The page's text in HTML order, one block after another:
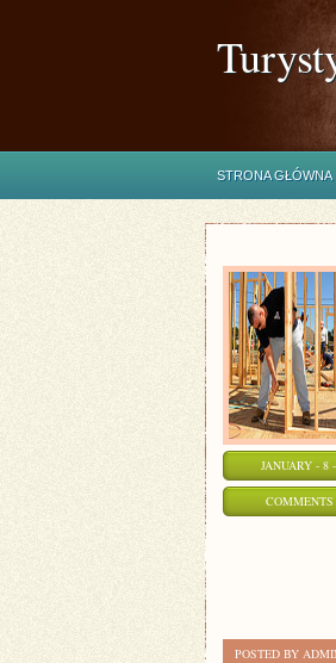
STRONA GŁÓWNA
JANUARY - 8
COMMENTS
POSTED BY